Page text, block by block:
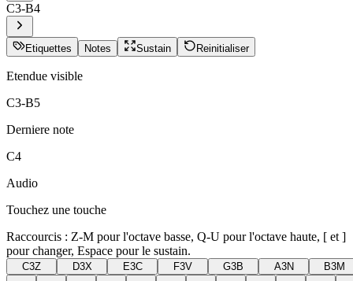
C3-B4
Etiquettes Notes Sustain Reinitialiser
Etendue visible
C3-B5
Derniere note
C4
Audio
Touchez une touche
Raccourcis : Z-M pour l'octave basse, Q-U pour l'octave haute, [ et ]
pour changer, Espace pour le sustain.
C3Z D3X E3C F3V G3B A3N B3M